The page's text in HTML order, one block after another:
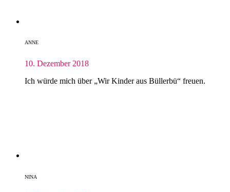
ANNE
10. Dezember 2018
Ich würde mich über „Wir Kinder aus Büllerbü“ freuen.
NINA